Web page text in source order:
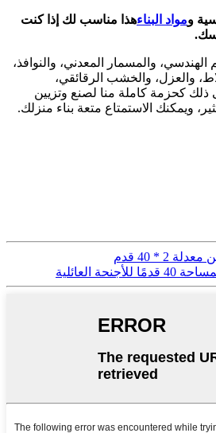
ومواد البناءهذا مناسب لك إذا كنت
والمسمار المعدني، والنوافذ،
والعزل، والخشب الرقائقي،
ذلك كحزمة كاملة منا لصنع وتزيين
ويمكنك الاستمتاع متعة بناء منزلك.
2 * 40 قدم